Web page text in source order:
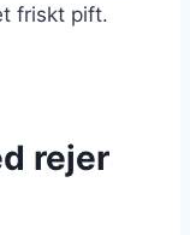
friskt pift.
rejer